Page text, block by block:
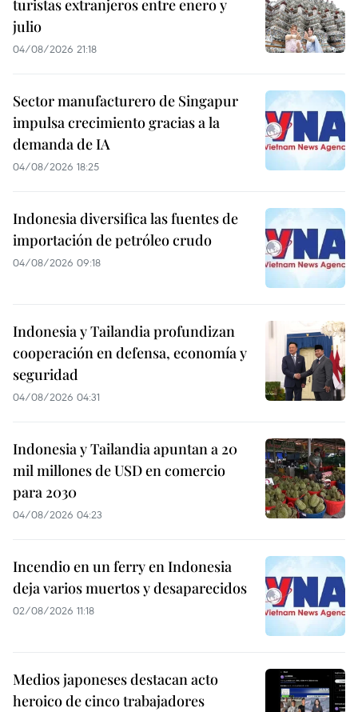
turistas extranjeros entre enero y
julio
04/08/2026 21:18
Sector manufacturero de Singapur
impulsa crecimiento gracias a la
demanda de IA
04/08/2026 18:25
Indonesia diversifica las fuentes de
importación de petróleo crudo
04/08/2026 09:18
Indonesia y Tailandia profundizan
cooperación en defensa, economía y
seguridad
04/08/2026 04:31
Indonesia y Tailandia apuntan a 20
mil millones de USD en comercio
para 2030
04/08/2026 04:23
Incendio en un ferry en Indonesia
deja varios muertos y desaparecidos
02/08/2026 11:18
Medios japoneses destacan acto
heroico de cinco trabajadores